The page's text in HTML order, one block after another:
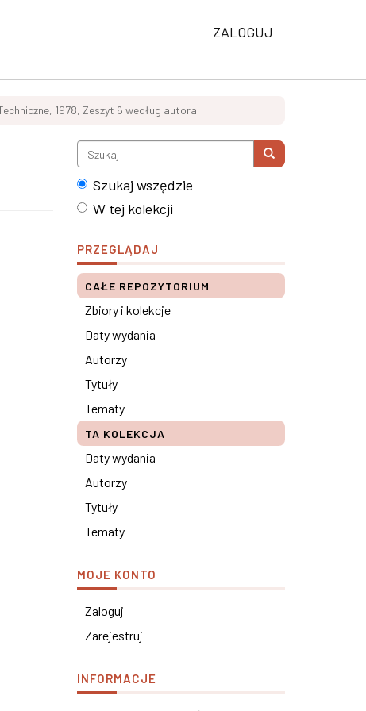
ZALOGUJ
1978, Zeszyt 6 według autora
Szukaj wszędzie
W tej kolekcji
PRZEGLĄDAJ
CAŁE REPOZYTORIUM
Zbiory i kolekcje
Daty wydania
Autorzy
Tytuły
Tematy
TA KOLEKCJA
Daty wydania
Autorzy
Tytuły
Tematy
MOJE KONTO
Zaloguj
Zarejestruj
INFORMACJE